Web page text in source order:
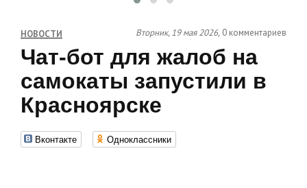
НОВОСТИ Вторник, 19 мая 2026, 0 комментариев
Чат‑бот для жалоб на
самокаты запустили в
Красноярске
Вконтакте Одноклассники